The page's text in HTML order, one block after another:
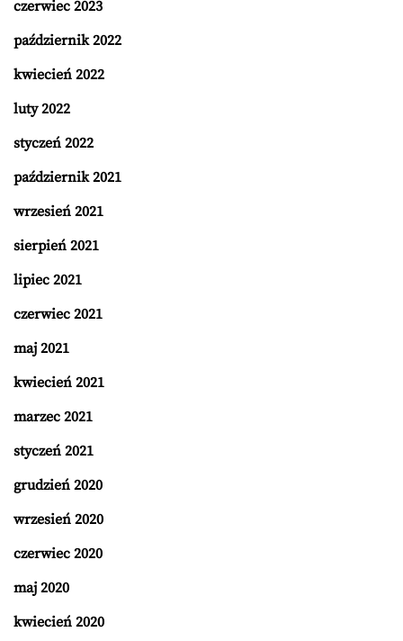
czerwiec 2023
październik 2022
kwiecień 2022
luty 2022
styczeń 2022
październik 2021
wrzesień 2021
sierpień 2021
lipiec 2021
czerwiec 2021
maj 2021
kwiecień 2021
marzec 2021
styczeń 2021
grudzień 2020
wrzesień 2020
czerwiec 2020
maj 2020
kwiecień 2020